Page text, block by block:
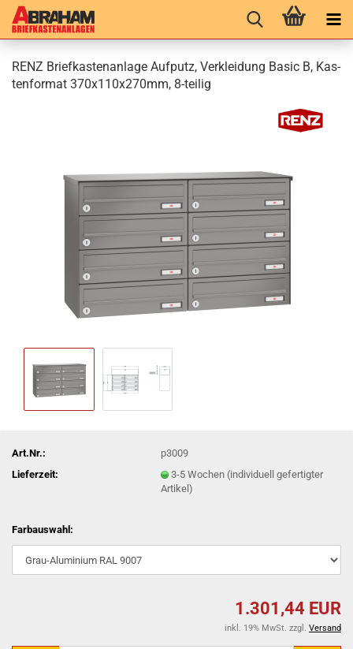
RENZ Brief­kas­ten­an­la­ge Auf­putz, Ver­klei­dung Basic B, Kas­
ten­for­mat 370x110x270mm, 8-​teilig
Art.Nr.:
p3009
Lieferzeit:
3-5 Wochen (individuell gefertigter
Artikel)
Farbauswahl:
1.301,44 EUR
inkl. 19% MwSt. zzgl. Versand